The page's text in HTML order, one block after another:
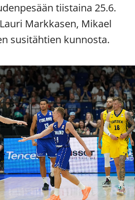
tiistaina 25.6.
Markkasen, Mikael
susitähtien kunnosta.